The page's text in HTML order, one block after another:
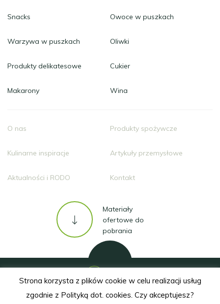
Materiały
ofertowe do
pobrania
Snacks Owoce w puszkach
Warzywa w puszkach Oliwki
Produkty delikatesowe Cukier
Makarony Wina
O nas Produkty spożywcze
Kulinarne inspiracje Artykuły przemysłowe
Aktualności i RODO Kontakt
© 2019 VOG. All rights reserved
Strona korzysta z plików cookie w celu realizacji usług
zgodnie z Polityką dot. cookies. Czy akceptujesz?